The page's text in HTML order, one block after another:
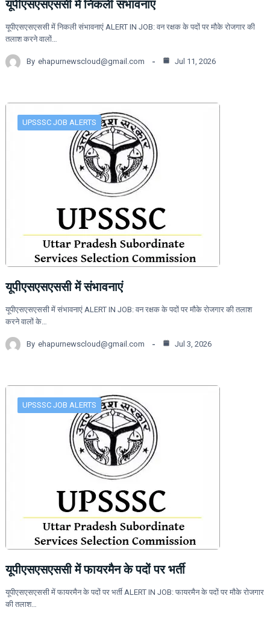
यूपीएसएसएससी में निकली संभावनाएं
यूपीएसएसएससी में निकली संभावनाएं ALERT IN JOB: वन रक्षक के पदों पर मौके रोजगार की
तलाश करने वालों…
By ehapurnewscloud@gmail.com Jul 11, 2026
UPSSSC JOB ALERTS
यूपीएसएसएससी में संभावनाएं
यूपीएसएसएससी में संभावनाएं ALERT IN JOB: वन रक्षक के पदों पर मौके रोजगार की तलाश
करने वालों के…
By ehapurnewscloud@gmail.com Jul 3, 2026
UPSSSC JOB ALERTS
यूपीएसएसएससी में फायरमैन के पदों पर भर्ती
यूपीएसएसएससी में फायरमैन के पदों पर भर्ती ALERT IN JOB: फायरमैन के पदों पर मौके रोजगार
की तलाश…